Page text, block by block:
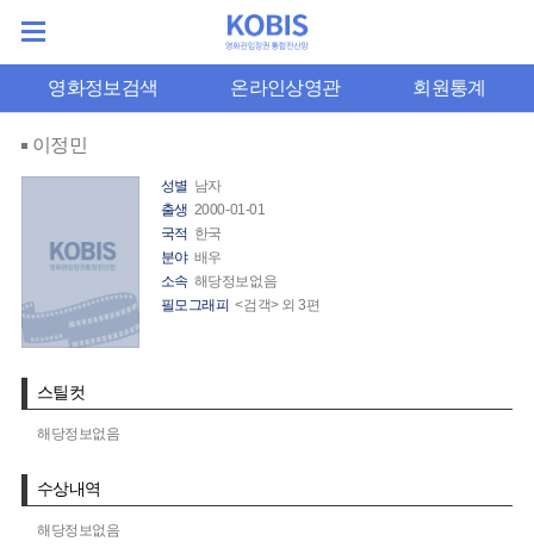
영화정보검색 온라인상영관 회원통계
이정민
성별 남자
출생 2000-01-01
국적 한국
분야 배우
소속 해당정보없음
필모그래피 <검객> 외 3편
스틸컷
해당정보없음
수상내역
해당정보없음